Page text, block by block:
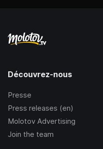
Découvrez-nous
Presse
Press releases (en)
Molotov Advertising
Join the team